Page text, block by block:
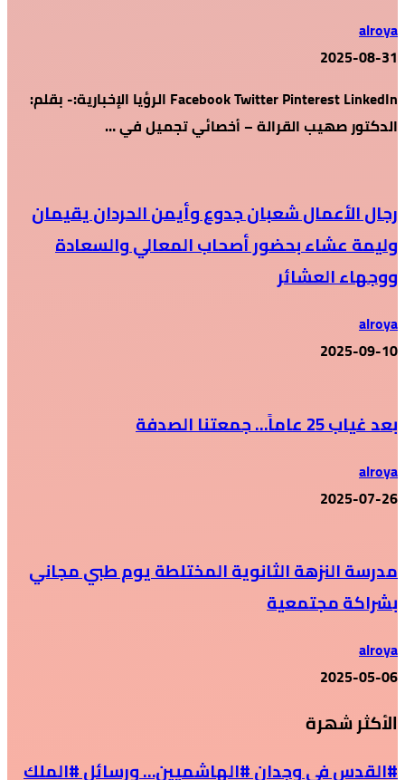
alroya
2025-08-31
Facebook Twitter Pinterest LinkedIn الرؤيا الإخبارية:- بقلم:
الدكتور صهيب القرالة – أخصائي تجميل في …
رجال الأعمال شعبان جدوع وأيمن الحردان يقيمان
وليمة عشاء بحضور أصحاب المعالي والسعادة
ووجهاء العشائر
alroya
2025-09-10
بعد غياب 25 عاماً… جمعتنا الصدفة
alroya
2025-07-26
مدرسة النزهة الثانوية المختلطة يوم طبي مجاني
بشراكة مجتمعية
alroya
2025-05-06
الأكثر شهرة
#القدس في وجدان #الهاشميين… ورسائل #الملك